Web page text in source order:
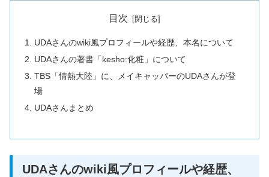
目次
UDAさんのwiki風プロフィールや経歴、本名について
UDAさんの著書「kesho:化粧」について
TBS「情熱大陸」に、メイキャッパーのUDAさんが登
場
UDAさんまとめ
UDAさんのwiki風プロフィールや経歴、